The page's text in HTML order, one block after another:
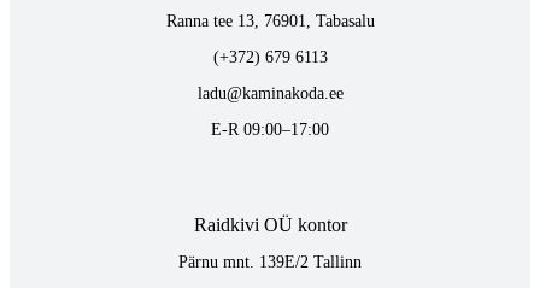
Ranna tee 13, 76901, Tabasalu
(+372) 679 6113
ladu@kaminakoda.ee
E-R 09:00–17:00
Raidkivi OÜ kontor
Pärnu mnt. 139E/2 Tallinn